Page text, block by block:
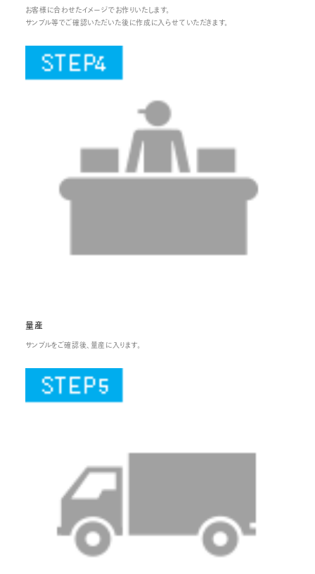
お客様に合わせたイメージでお作りいたします。
サンプル等でご確認いただいた後に作成に入らせていただきます。
量産
サンプルをご確認後、量産に入ります。